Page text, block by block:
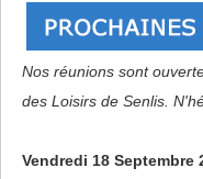
Nos réunions sont
des Loisirs de Senlis.
Vendredi 18 Septembre